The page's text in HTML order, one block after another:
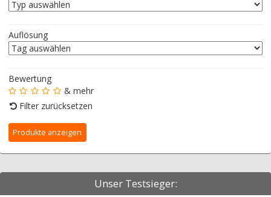
Auflösung
Bewertung
& mehr
Filter zurücksetzen
Unser Testsieger: